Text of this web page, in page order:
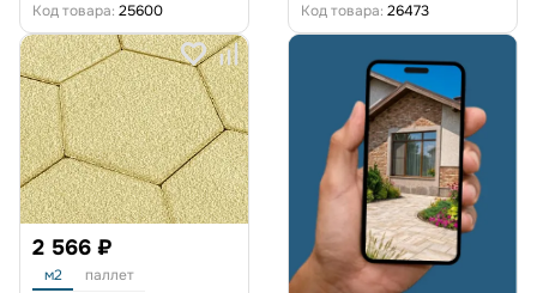
Код товара: 25600
Код товара: 26473
2 566 ₽
м2 паллет